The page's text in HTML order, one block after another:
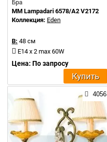
Бра
MM Lampadari 6578/A2 V2172
Коллекция: Eden
В: 48 см
E14 х 2 max 60W
Цена: По запросу
Купить
4056